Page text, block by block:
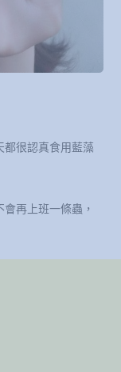
都很認真食用藍藻
再上班一條蟲，